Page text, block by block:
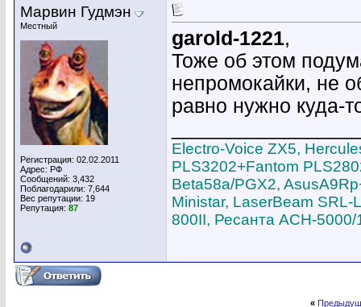
Марвин Гудмэн
Местный
Регистрация: 02.02.2011
Адрес: РФ
Сообщений: 3,432
Поблагодарили: 7,644
Вес репутации: 19
Репутация: 87
garold-1221,
Тоже об этом
непромокайки, не
равно нужно куда-
Electro-Voice ZX5,
PLS3202+Fantom
Beta58a/PGX2,
Ministar, LaserBeam SRL-
800II, Ресанта АСН-5000/
«